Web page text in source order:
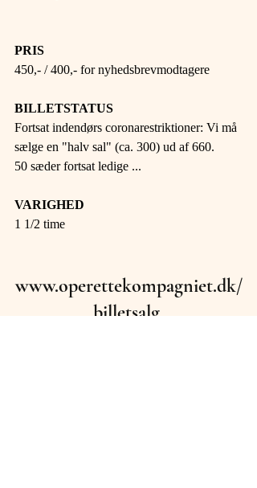
PRIS
450,- / 400,- for nyhedsbrevmodtagere
BILLETSTATUS
Fortsat indendørs coronarestriktioner: Vi må
sælge en "halv sal" (ca. 300) ud af 660.
50 sæder fortsat ledige ...
VARIGHED
1 1/2 time
www.operettekompagniet.dk/
billetsalg